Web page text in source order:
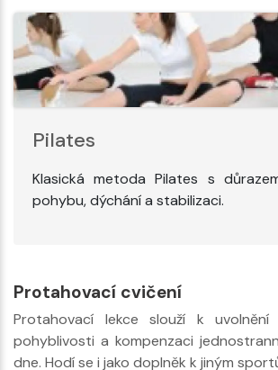
Pilates
Klasická metoda Pilates s
pohybu, dýchání a stabilizaci.
Protahovací cvičení
Protahovací lekce slouží k uvolnění
pohyblivosti a kompenzaci
dne. Hodí se i jako doplněk k jiným